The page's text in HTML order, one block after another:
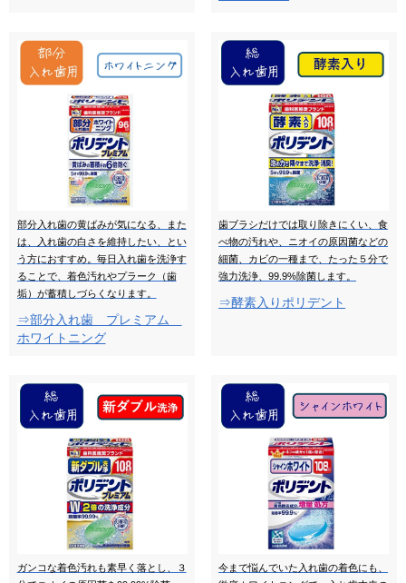
部分入れ歯の黄ばみが気になる、また
は、入れ歯の白さを維持したい、とい
う方におすすめ。毎日入れ歯を洗浄す
ることで、着色汚れやプラーク（歯
垢）が蓄積しづらくなります。
⇒部分入れ歯 プレミアム
ホワイトニング
歯ブラシだけでは取り除きにくい、食
べ物の汚れや、ニオイの原因菌などの
細菌、カビの一種まで、たった５分で
強力洗浄、99.9%除菌します。
⇒酵素入りポリデント
ガンコな着色汚れも素早く落とし、３
今まで悩んでいた入れ歯の着色にも、